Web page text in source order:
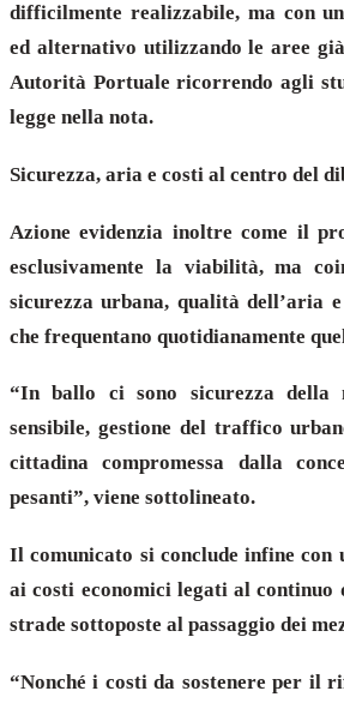
difficilmente realizzabile, ma con
ed alternativo utilizzando le aree
Autorità Portuale ricorrendo agli
legge nella nota.
Sicurezza, aria e costi al centro del
Azione evidenzia inoltre come il
esclusivamente la viabilità, ma
sicurezza urbana, qualità dell’aria
che frequentano quotidianamente
“In ballo ci sono sicurezza della
sensibile, gestione del traffico
cittadina compromessa dalla
pesanti”, viene sottolineato.
Il comunicato si conclude infine con
ai costi economici legati al continuo
strade sottoposte al passaggio dei
“Nonché i costi da sostenere per il